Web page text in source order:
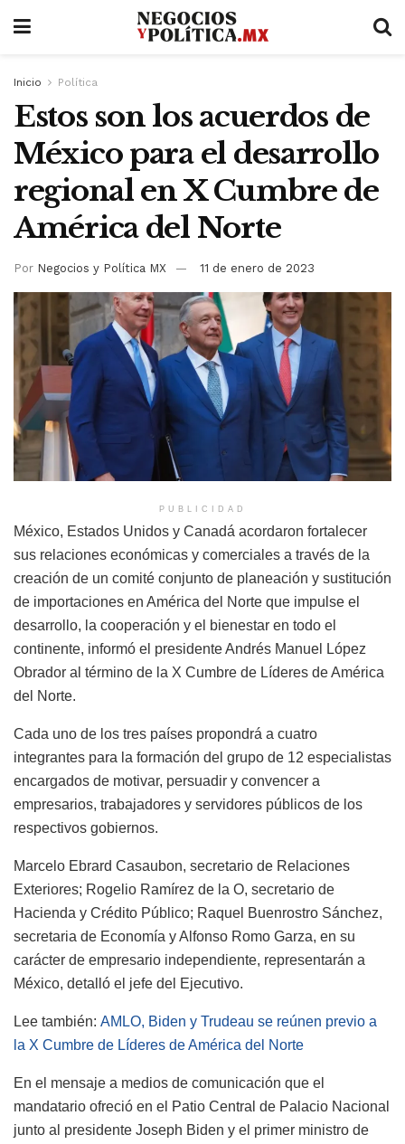
Inicio Política
Estos son los acuerdos de
México para el desarrollo
regional en X Cumbre de
América del Norte
Por Negocios y Política MX 11 de enero de 2023
PUBLICIDAD
México, Estados Unidos y Canadá acordaron fortalecer
sus relaciones económicas y comerciales a través de la
creación de un comité conjunto de planeación y sustitución
de importaciones en América del Norte que impulse el
desarrollo, la cooperación y el bienestar en todo el
continente, informó el presidente Andrés Manuel López
Obrador al término de la X Cumbre de Líderes de América
del Norte.
Cada uno de los tres países propondrá a cuatro
integrantes para la formación del grupo de 12 especialistas
encargados de motivar, persuadir y convencer a
empresarios, trabajadores y servidores públicos de los
respectivos gobiernos.
Marcelo Ebrard Casaubon, secretario de Relaciones
Exteriores; Rogelio Ramírez de la O, secretario de
Hacienda y Crédito Público; Raquel Buenrostro Sánchez,
secretaria de Economía y Alfonso Romo Garza, en su
carácter de empresario independiente, representarán a
México, detalló el jefe del Ejecutivo.
Lee también: AMLO, Biden y Trudeau se reúnen previo a
la X Cumbre de Líderes de América del Norte
En el mensaje a medios de comunicación que el
mandatario ofreció en el Patio Central de Palacio Nacional
junto al presidente Joseph Biden y el primer ministro de